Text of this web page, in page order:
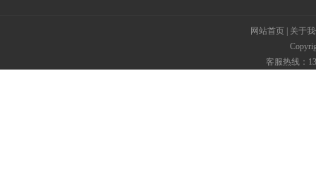
网站首页
关于
客服热线：